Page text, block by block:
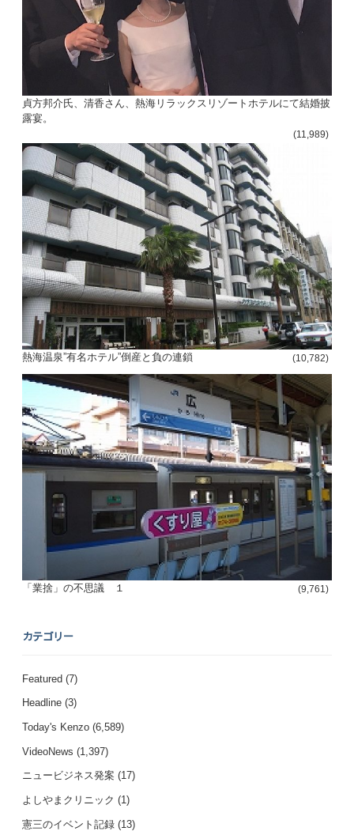
貞方邦介氏、清香さん、熱海リラックスリゾートホテルにて結婚披
露宴。
(11,989)
熱海温泉”有名ホテル”倒産と負の連鎖 (10,782)
「業捨」の不思議 １ (9,761)
カテゴリー
Featured (7)
Headline (3)
Today's Kenzo (6,589)
VideoNews (1,397)
ニュービジネス発案 (17)
よしやまクリニック (1)
憲三のイベント記録 (13)